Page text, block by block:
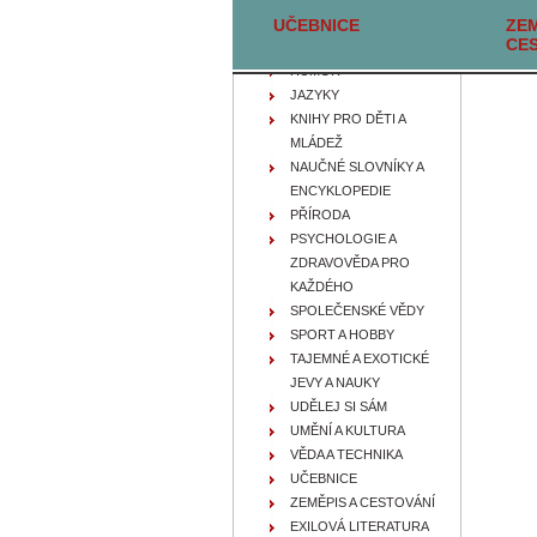
UČEBNICE
FILOZOFIE, IDEOLOGIE A
HUMOR
JAZYKY
KNIHY PRO DĚTI A
MLÁDEŽ
NAUČNÉ SLOVNÍKY A
ENCYKLOPEDIE
PŘÍRODA
PSYCHOLOGIE A
ZDRAVOVĚDA PRO
KAŽDÉHO
SPOLEČENSKÉ VĚDY
SPORT A HOBBY
TAJEMNÉ A EXOTICKÉ
JEVY A NAUKY
UDĚLEJ SI SÁM
UMĚNÍ A KULTURA
VĚDA A TECHNIKA
UČEBNICE
ZEMĚPIS A CESTOVÁNÍ
EXILOVÁ LITERATURA